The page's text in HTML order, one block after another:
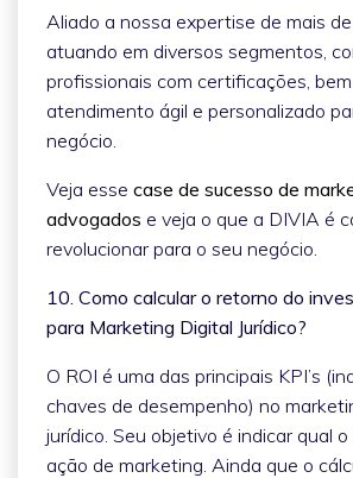
Aliado a nossa expertise de mais
atuando em diversos segmentos,
profissionais com certificações,
atendimento ágil e personalizado
negócio.
Veja esse case de sucesso de
advogados e veja o que a DIVIA é
revolucionar para o seu negócio.
10. Como calcular o retorno do
para Marketing Digital Jurídico?
O ROI é uma das principais KPI’s
chaves de desempenho) no
jurídico. Seu objetivo é indicar qual
ação de marketing. Ainda que o